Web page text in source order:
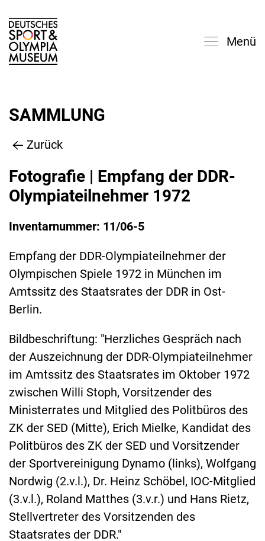
Menü
SAMMLUNG
Zurück
Fotografie | Empfang der DDR-
Olympiateilnehmer 1972
Inventarnummer: 11/06-5
Empfang der DDR-Olympiateilnehmer der
Olympischen Spiele 1972 in München im
Amtssitz des Staatsrates der DDR in Ost-
Berlin.
Bildbeschriftung: "Herzliches Gespräch nach
der Auszeichnung der DDR-Olympiateilnehmer
im Amtssitz des Staatsrates im Oktober 1972
zwischen Willi Stoph, Vorsitzender des
Ministerrates und Mitglied des Politbüros des
ZK der SED (Mitte), Erich Mielke, Kandidat des
Politbüros des ZK der SED und Vorsitzender
der Sportvereinigung Dynamo (links), Wolfgang
Nordwig (2.v.l.), Dr. Heinz Schöbel, IOC-Mitglied
(3.v.l.), Roland Matthes (3.v.r.) und Hans Rietz,
Stellvertreter des Vorsitzenden des
Staatsrates der DDR."